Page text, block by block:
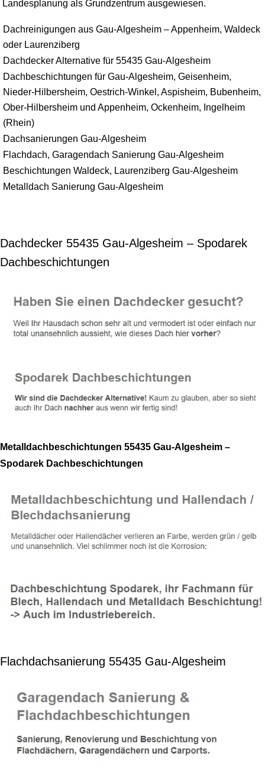
Landesplanung als Grundzentrum ausgewiesen.
Dachreinigungen aus Gau-Algesheim – Appenheim, Waldeck
oder Laurenziberg
Dachdecker Alternative für 55435 Gau-Algesheim
Dachbeschichtungen für Gau-Algesheim, Geisenheim,
Nieder-Hilbersheim, Oestrich-Winkel, Aspisheim, Bubenheim,
Ober-Hilbersheim und Appenheim, Ockenheim, Ingelheim
(Rhein)
Dachsanierungen Gau-Algesheim
Flachdach, Garagendach Sanierung Gau-Algesheim
Beschichtungen Waldeck, Laurenziberg Gau-Algesheim
Metalldach Sanierung Gau-Algesheim
Dachdecker 55435 Gau-Algesheim – Spodarek
Dachbeschichtungen
Metalldachbeschichtungen 55435 Gau-Algesheim –
Spodarek Dachbeschichtungen
Flachdachsanierung 55435 Gau-Algesheim